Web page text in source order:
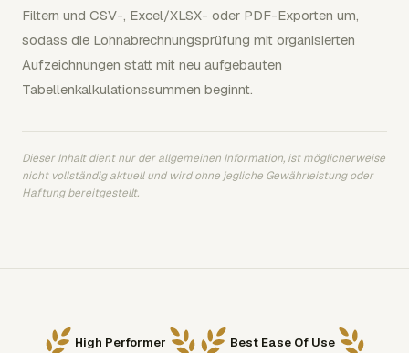
Filtern und CSV-, Excel/XLSX- oder PDF-Exporten um,
sodass die Lohnabrechnungsprüfung mit organisierten
Aufzeichnungen statt mit neu aufgebauten
Tabellenkalkulationssummen beginnt.
Dieser Inhalt dient nur der allgemeinen Information, ist möglicherweise
nicht vollständig aktuell und wird ohne jegliche Gewährleistung oder
Haftung bereitgestellt.
High Performer Best Ease Of Use